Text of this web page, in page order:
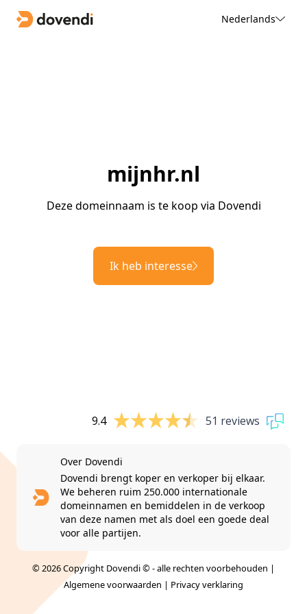
Nederlands
mijnhr.nl
Deze domeinnaam is te koop via Dovendi
Ik heb interesse
9.4 51 reviews
Over Dovendi
Dovendi brengt koper en verkoper bij elkaar.
We beheren ruim 250.000 internationale
domeinnamen en bemiddelen in de verkoop
van deze namen met als doel een goede deal
voor alle partijen.
© 2026 Copyright Dovendi © - alle rechten voorbehouden |
Algemene voorwaarden | Privacy verklaring